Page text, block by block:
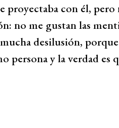
proyectaba con él,
no me gustan las
desilusión,
persona y la verdad